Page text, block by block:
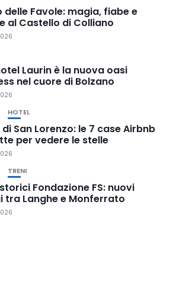
delle Favole: magia, fiabe e
al Castello di Colliano
Laurin è la nuova oasi
nel cuore di Bolzano
HOTEL
San Lorenzo: le 7 case Airbnb
per vedere le stelle
TRENI
Fondazione FS: nuovi
tra Langhe e Monferrato